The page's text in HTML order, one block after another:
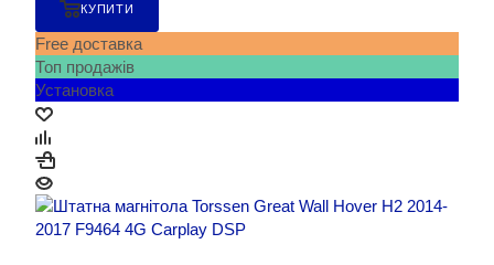
КУПИТИ
Free доставка
Топ продажів
Установка